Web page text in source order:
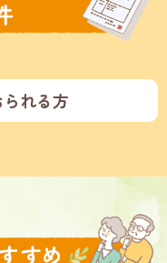
れる方